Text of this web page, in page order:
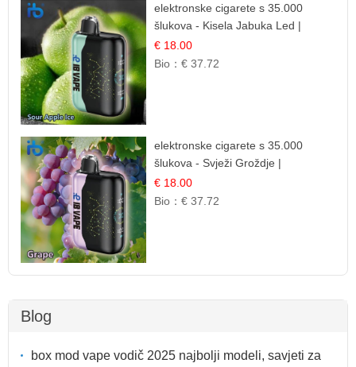
elektronske cigarete s 35.000
šlukova - Kisela Jabuka Led |
Osježavajući Kiselo-Slatki Okus
€ 18.00
Bio：€ 37.72
elektronske cigarete s 35.000
šlukova - Svježi Groždje |
Osježavajuća Voćna Aroma
€ 18.00
Bio：€ 37.72
Blog
box mod vape vodič 2025 najbolji modeli, savjeti za